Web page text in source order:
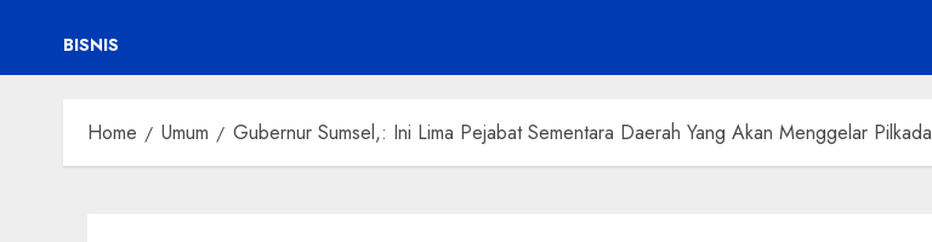
BISNIS
Home Umum Gubernur Sumsel,: Ini Lima Pejabat Sementara Daerah Yang Akan Menggelar Pilkada